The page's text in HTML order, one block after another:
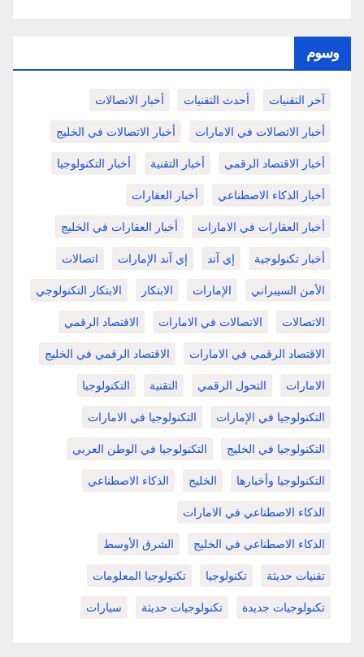
وسوم
آخر التقنيات أحدث التقنيات أخبار الاتصالات
أخبار الاتصالات في الامارات أخبار الاتصالات في الخليج
أخبار الاقتصاد الرقمي أخبار التقنية أخبار التكنولوجيا
أخبار الذكاء الاصطناعي أخبار العقارات
أخبار العقارات في الامارات أخبار العقارات في الخليج
أخبار تكنولوجية إي آند إي آند الإمارات اتصالات
الأمن السيبراني الإمارات الابتكار الابتكار التكنولوجي
الاتصالات الاتصالات في الامارات الاقتصاد الرقمي
الاقتصاد الرقمي في الامارات الاقتصاد الرقمي في الخليج
الامارات التحول الرقمي التقنية التكنولوجيا
التكنولوجيا في الإمارات التكنولوجيا في الامارات
التكنولوجيا في الخليج التكنولوجيا في الوطن العربي
التكنولوجيا وأخبارها الخليج الذكاء الاصطناعي
الذكاء الاصطناعي في الامارات
الذكاء الاصطناعي في الخليج الشرق الأوسط
تقنيات حديثة تكنولوجيا تكنولوجيا المعلومات
تكنولوجيات جديدة تكنولوجيات حديثة سيارات